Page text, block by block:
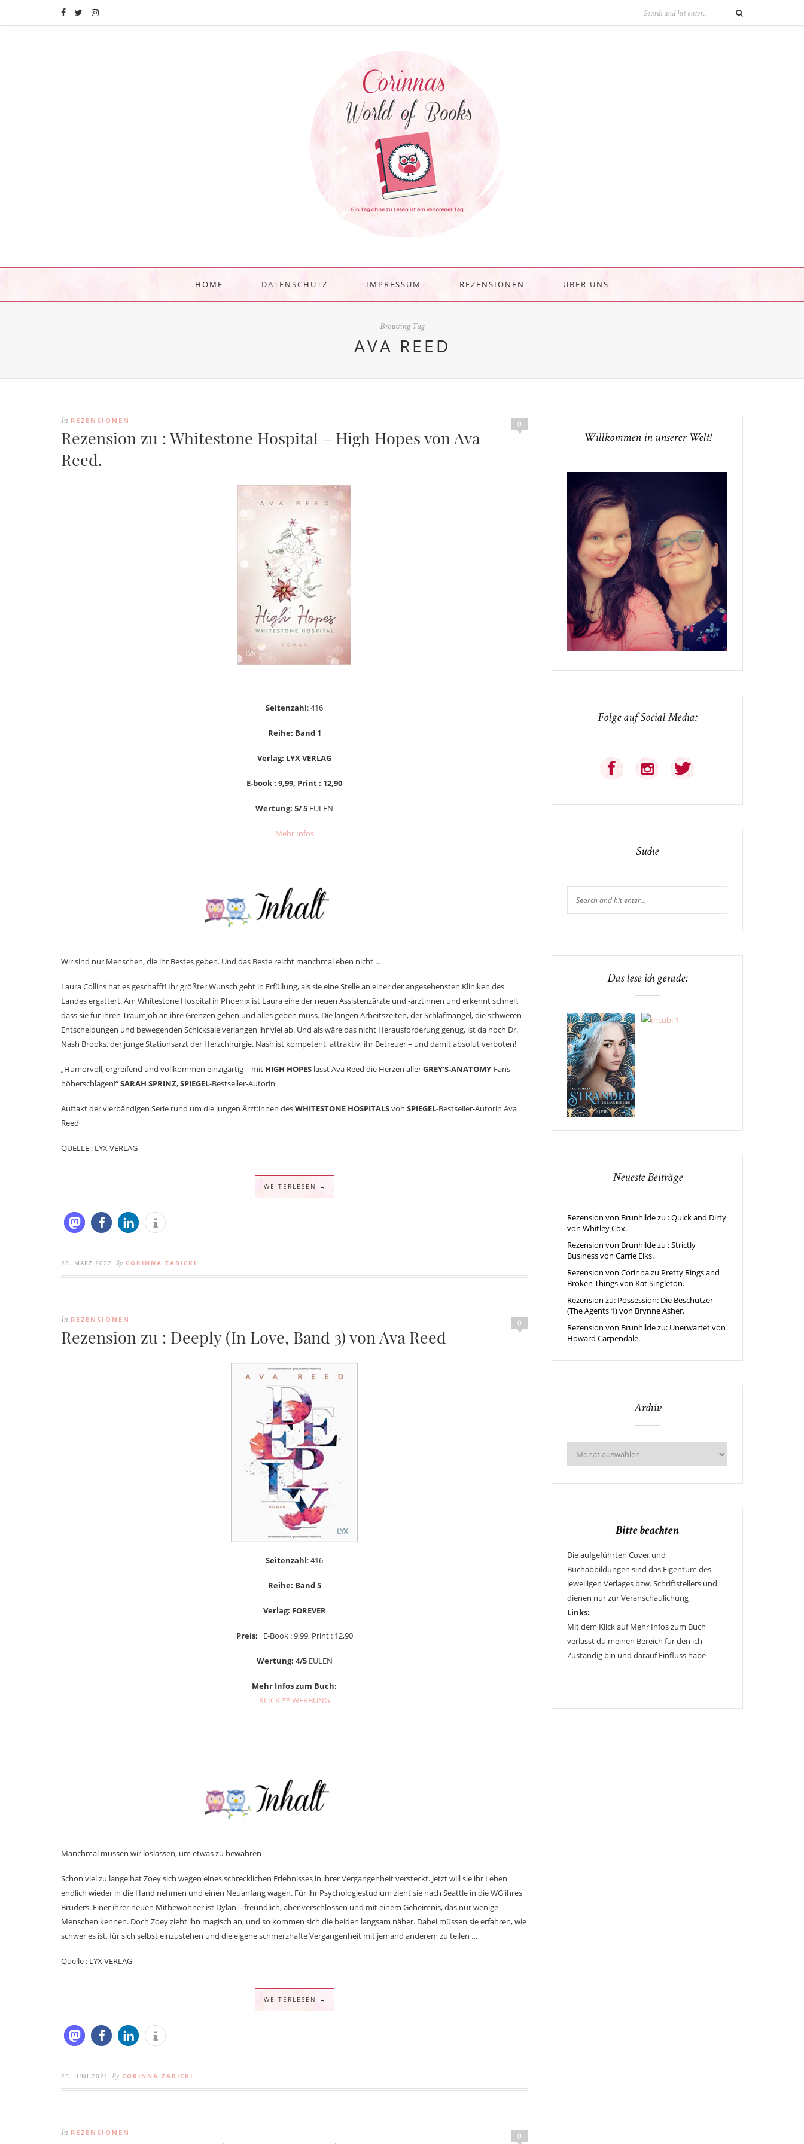
HOME DATENSCHUTZ IMPRESSUM REZENSIONEN ÜBER UNS
Browsing Tag
AVA REED
0
In REZENSIONEN
Rezension zu : Whitestone Hospital – High Hopes von Ava
Reed.
Seitenzahl: 416
Reihe: Band 1
Verlag: LYX VERLAG
E-book : 9,99, Print : 12,90
Wertung: 5/ 5 EULEN
Mehr Infos
Wir sind nur Menschen, die ihr Bestes geben. Und das Beste reicht manchmal eben nicht …
Laura Collins hat es geschafft! Ihr größter Wunsch geht in Erfüllung, als sie eine Stelle an einer der angesehensten Kliniken des
Landes ergattert. Am Whitestone Hospital in Phoenix ist Laura eine der neuen Assistenzärzte und -ärztinnen und erkennt schnell,
dass sie für ihren Traumjob an ihre Grenzen gehen und alles geben muss. Die langen Arbeitszeiten, der Schlafmangel, die schweren
Entscheidungen und bewegenden Schicksale verlangen ihr viel ab. Und als wäre das nicht Herausforderung genug, ist da noch Dr.
Nash Brooks, der junge Stationsarzt der Herzchirurgie. Nash ist kompetent, attraktiv, ihr Betreuer – und damit absolut verboten!
„Humorvoll, ergreifend und vollkommen einzigartig – mit HIGH HOPES lässt Ava Reed die Herzen allerGREY‘S-ANATOMY-Fans
höherschlagen!“SARAH SPRINZ,SPIEGEL-Bestseller-Autorin
Auftakt der vierbändigen Serie rund um die jungen Ärzt:innen desWHITESTONE HOSPITALSvon SPIEGEL-Bestseller-Autorin Ava
Reed
QUELLE : LYX VERLAG
WEITERLESEN →
28. MÄRZ 2022 By CORINNA ZABICKI
0
In REZENSIONEN
Rezension zu : Deeply (In Love, Band 3) von Ava Reed
Seitenzahl: 416
Reihe: Band 5
Verlag: FOREVER
Preis: E-Book : 9,99, Print : 12,90
Wertung: 4/5EULEN
Mehr Infos zum Buch:
KLICK ** WERBUNG
Manchmal müssen wir loslassen, um etwas zu bewahren
Schon viel zu lange hat Zoey sich wegen eines schrecklichen Erlebnisses in ihrer Vergangenheit versteckt. Jetzt will sie ihr Leben
endlich wieder in die Hand nehmen und einen Neuanfang wagen. Für ihr Psychologiestudium zieht sie nach Seattle in die WG ihres
Bruders. Einer ihrer neuen Mitbewohner ist Dylan – freundlich, aber verschlossen und mit einem Geheimnis, das nur wenige
Menschen kennen. Doch Zoey zieht ihn magisch an, und so kommen sich die beiden langsam näher. Dabei müssen sie erfahren, wie
schwer es ist, für sich selbst einzustehen und die eigene schmerzhafte Vergangenheit mit jemand anderem zu teilen …
Quelle : LYX VERLAG
WEITERLESEN →
29. JUNI 2021 By CORINNA ZABICKI
0
In REZENSIONEN
Willkommen in unserer Welt!
Folge auf Social Media:
Suche
Das lese ich gerade:
Neueste Beiträge
Rezension von Brunhilde zu : Quick and Dirty
von Whitley Cox.
Rezension von Brunhilde zu : Strictly
Business von Carrie Elks.
Rezension von Corinna zu Pretty Rings and
Broken Things von Kat Singleton.
Rezension zu: Possession: Die Beschützer
(The Agents 1) von Brynne Asher.
Rezension von Brunhilde zu: Unerwartet von
Howard Carpendale.
Archiv
Bitte beachten
Die aufgeführten Cover und
Buchabbildungen sind das Eigentum des
jeweiligen Verlages bzw. Schriftstellers und
dienen nur zur Veranschaulichung
Links:
Mit dem Klick auf Mehr Infos zum Buch
verlässt du meinen Bereich für den ich
Zuständig bin und darauf Einfluss habe